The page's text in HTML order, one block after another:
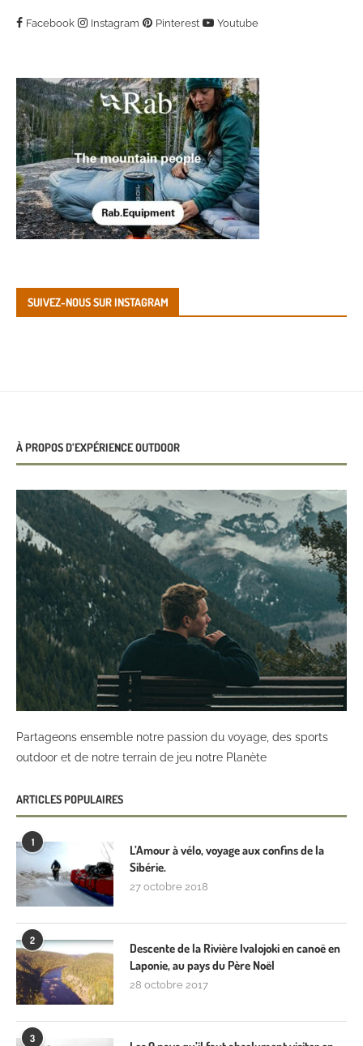
Facebook Instagram Pinterest Youtube
SUIVEZ-NOUS SUR INSTAGRAM
À PROPOS D’EXPÉRIENCE OUTDOOR
Partageons ensemble notre passion du voyage, des sports
outdoor et de notre terrain de jeu notre Planète
ARTICLES POPULAIRES
1
L’Amour à vélo, voyage aux confins de la
Sibérie.
27 octobre 2018
2
Descente de la Rivière Ivalojoki en canoë en
Laponie, au pays du Père Noël
28 octobre 2017
3